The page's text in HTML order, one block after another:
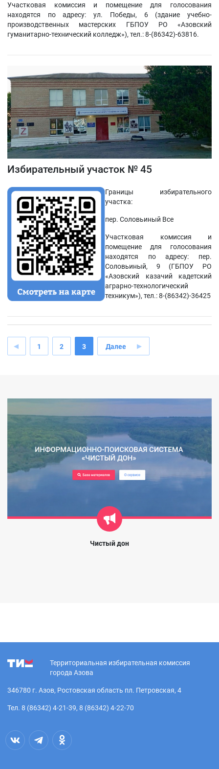
Участковая комиссия и помещение для голосования
находятся по адресу: ул. Победы, 6 (здание учебно-
производственных мастерских ГБПОУ РО «Азовский
гуманитарно-технический колледж»), тел.: 8-(86342)-63816.
Избирательный участок № 45
Границы избирательного
участка:
пер. Соловьиный Все
Участковая комиссия и
помещение для голосования
находятся по адресу: пер.
Соловьиный, 9 (ГБПОУ РО
«Азовский казачий кадетский
аграрно-технологический
техникум»), тел.: 8-(86342)-36425
1 2 3 Далее
Чистый дон
Территориальная избирательная комиссия
города Азова
346780 г. Азов, Ростовская область пл. Петровская, 4
Тел. 8 (86342) 4-21-39, 8 (86342) 4-22-70